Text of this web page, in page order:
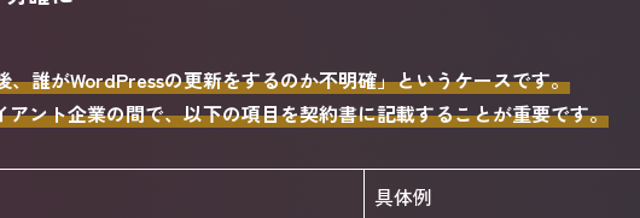
、誰がWordPressの更新をするのか不明確」というケースです。
ント企業の間で、以下の項目を契約書に記載することが重要です。
具体例